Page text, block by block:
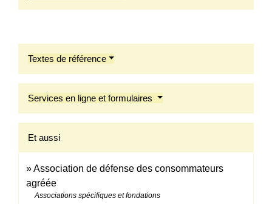
Textes de référence
Services en ligne et formulaires
Et aussi
Association de défense des consommateurs
agréée
Associations spécifiques et fondations